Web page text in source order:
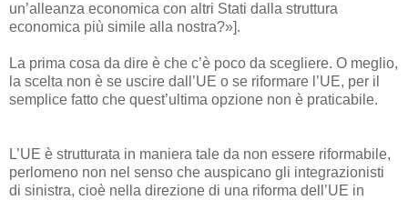
un’alleanza economica con altri Stati dalla struttura
economica più simile alla nostra?»].
La prima cosa da dire è che c’è poco da scegliere. O meglio,
la scelta non è se uscire dall’UE o se riformare l’UE, per il
semplice fatto che quest’ultima opzione non è praticabile.
L’UE è strutturata in maniera tale da non essere riformabile,
perlomeno non nel senso che auspicano gli integrazionisti
di sinistra, cioè nella direzione di una riforma dell’UE in